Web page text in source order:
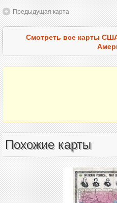
Предыдущая карта
Смотреть все карты
Похожие карты